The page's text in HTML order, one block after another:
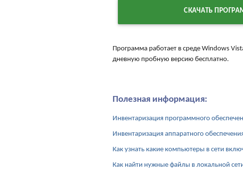
СКАЧАТЬ
Программа работает в среде Windows
дневную пробную версию бесплатно.
Полезная информация:
Инвентаризация программного
Инвентаризация аппаратного
Как узнать какие компьютеры в сети
Как найти нужные файлы в локальной